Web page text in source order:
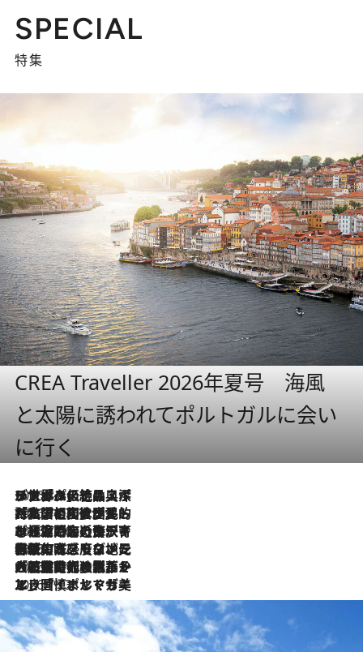
SPECIAL
特集
CREA Traveller 2026年夏号 海風
と太陽に誘われてポルトガルに会い
に行く
2026.8.8
リスボンの絶品スイーツ「パステル・デ・ナタ」とは？ポルトガル伝統の奥深い世界へ
2026.7.27
「私の祖国はポルトガル語です」国民的詩人フェルナンド・ペソアと、彼が愛した文学の街を歩く
2026.7.26
ポルトガル近海が育む極上の海の幸。キリリと冷えた白ワインと愉しむ、シーフード専門店の贅沢
2026.7.22
伝統の味をモダンに昇華。高感度な地元客が集う、リスボンの最旬ガストロノミー
2026.7.21
大航海時代の栄華から、震災、独裁、そして革命へ。ポルトガル・首都リスボンの石畳に刻まれた「歴史の光と影」
2026.7.13
エッセイ・ヤマザキマリ「慎ましくも美しき国 ポルトガル」